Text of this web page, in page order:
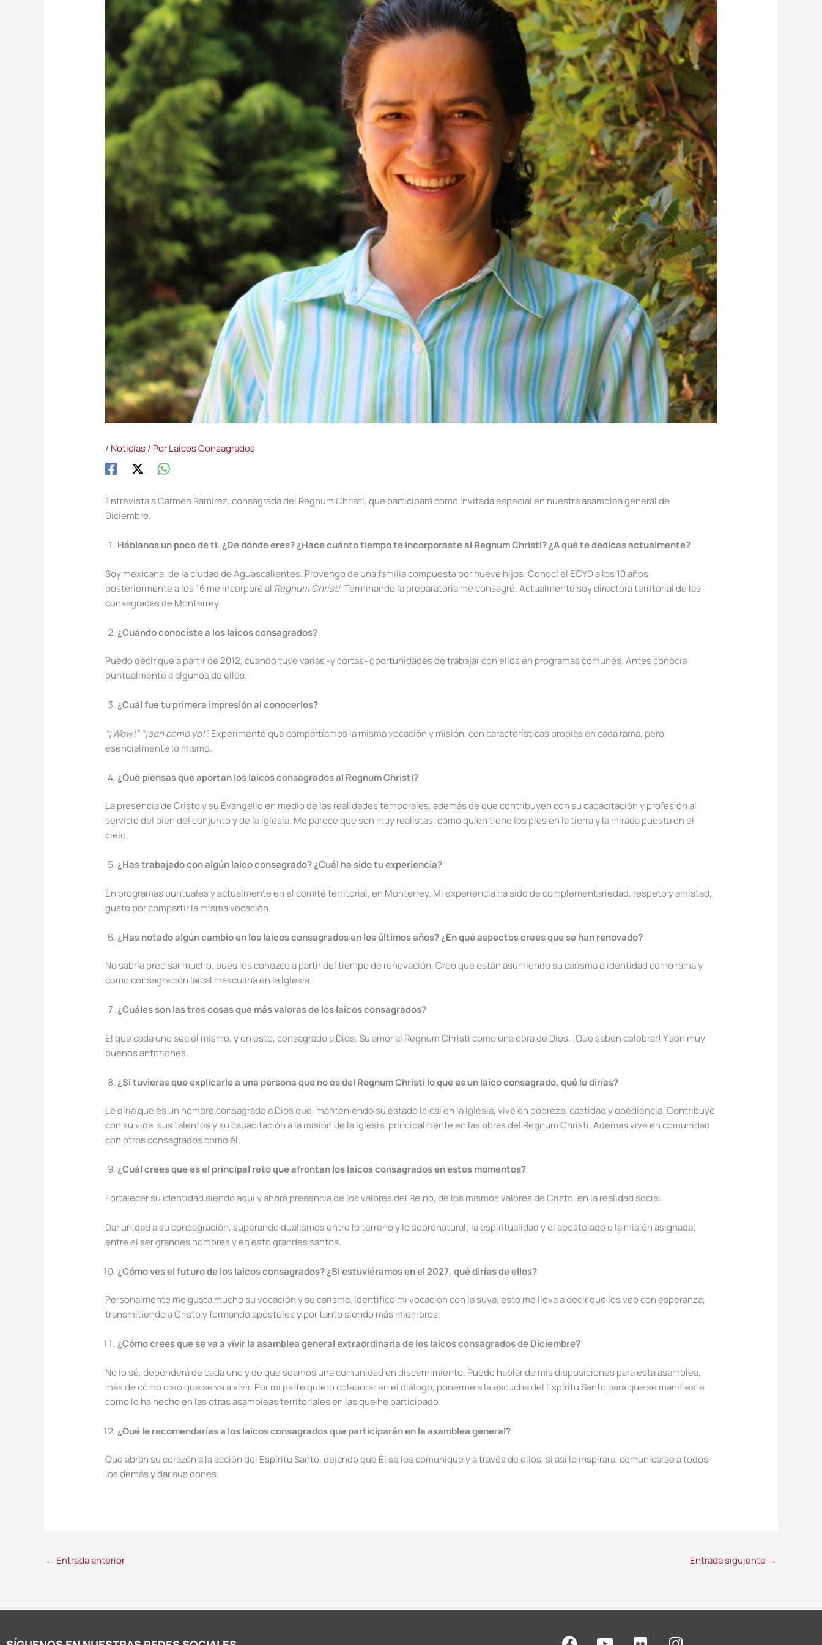
/ Noticias/ PorLaicos Consagrados
Entrevista a Carmen Ramírez, consagrada del Regnum Christi, que participará como invitada especial en nuestra asamblea general de
Diciembre.
Háblanos un poco de ti. ¿De dónde eres? ¿Hace cuánto tiempo te incorporaste al Regnum Christi? ¿A qué te dedicas actualmente?
Soy mexicana, de la ciudad de Aguascalientes. Provengo de una familia compuesta por nueve hijos. Conocí el ECYD a los 10 años
posteriormente a los 16 me incorporé al Regnum Christi. Terminando la preparatoria me consagré. Actualmente soy directora territorial de las
consagradas de Monterrey.
¿Cuándo conociste a los laicos consagrados?
Puedo decir que a partir de 2012, cuando tuve varias -y cortas- oportunidades de trabajar con ellos en programas comunes. Antes conocía
puntualmente a algunos de ellos.
¿Cuál fue tu primera impresión al conocerlos?
“¡Wow!” “¡son como yo!”.Experimenté que compartíamos la misma vocación y misión, con características propias en cada rama, pero
esencialmente lo mismo.
¿Qué piensas que aportan los laicos consagrados al Regnum Christi?
La presencia de Cristo y su Evangelio en medio de las realidades temporales, además de que contribuyen con su capacitación y profesión al
servicio del bien del conjunto y de la Iglesia. Me parece que son muy realistas, como quien tiene los pies en la tierra y la mirada puesta en el
cielo.
¿Has trabajado con algún laico consagrado? ¿Cuál ha sido tu experiencia?
En programas puntuales y actualmente en el comité territorial, en Monterrey. Mi experiencia ha sido de complementariedad, respeto y amistad,
gusto por compartir la misma vocación.
¿Has notado algún cambio en los laicos consagrados en los últimos años? ¿En qué aspectos crees que se han renovado?
No sabría precisar mucho, pues los conozco a partir del tiempo de renovación. Creo que están asumiendo su carisma o identidad como rama y
como consagración laical masculina en la Iglesia.
¿Cuáles son las tres cosas que más valoras de los laicos consagrados?
El que cada uno sea él mismo, y en esto, consagrado a Dios. Su amor al Regnum Christi como una obra de Dios. ¡Que saben celebrar! Y son muy
buenos anfitriones.
¿Si tuvieras que explicarle a una persona que no es del Regnum Christi lo que es un laico consagrado, qué le dirías?
Le diría que es un hombre consagrado a Dios que, manteniendo su estado laical en la Iglesia, vive en pobreza, castidad y obediencia. Contribuye
con su vida, sus talentos y su capacitación a la misión de la Iglesia, principalmente en las obras del Regnum Christi. Además vive en comunidad
con otros consagrados como él.
¿Cuál crees que es el principal reto que afrontan los laicos consagrados en estos momentos?
Fortalecer su identidad siendo aquí y ahora presencia de los valores del Reino, de los mismos valores de Cristo, en la realidad social.
Dar unidad a su consagración, superando dualismos entre lo terreno y lo sobrenatural; la espiritualidad y el apostolado o la misión asignada;
entre el ser grandes hombres y en esto grandes santos.
¿Cómo ves el futuro de los laicos consagrados? ¿Si estuviéramos en el 2027, qué dirías de ellos?
Personalmente me gusta mucho su vocación y su carisma. Identifico mi vocación con la suya, esto me lleva a decir que los veo con esperanza,
transmitiendo a Cristo y formando apóstoles y por tanto siendo más miembros.
¿Cómo crees que se va a vivir la asamblea general extraordinaria de los laicos consagrados de Diciembre?
No lo sé, dependerá de cada uno y de que seamos una comunidad en discernimiento. Puedo hablar de mis disposiciones para esta asamblea,
más de cómo creo que se va a vivir. Por mi parte quiero colaborar en el diálogo, ponerme a la escucha del Espíritu Santo para que se manifieste
como lo ha hecho en las otras asambleas territoriales en las que he participado.
¿Qué le recomendarías a los laicos consagrados que participarán en la asamblea general?
Que abran su corazón a la acción del Espíritu Santo, dejando que Él se les comunique y a través de ellos, si así lo inspirara, comunicarse a todos
los demás y dar sus dones.
← Entrada anterior Entrada siguiente →
F Y F I